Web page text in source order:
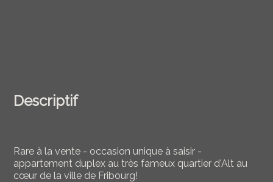
Descriptif
Rare à la vente - occasion unique à saisir -
appartement duplex au très fameux quartier d'Alt au
cœur de la ville de Fribourg!